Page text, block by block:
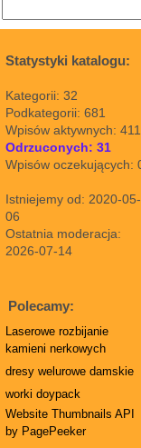
Statystyki katalogu:
Kategorii: 32
Podkategorii: 681
Wpisów aktywnych: 411
Odrzuconych: 31
Wpisów oczekujących:
Istniejemy od: 2020-05-
06
Ostatnia moderacja:
2026-07-14
Polecamy:
Laserowe rozbijanie
kamieni nerkowych
dresy welurowe damskie
worki doypack
Website Thumbnails API
by PagePeeker